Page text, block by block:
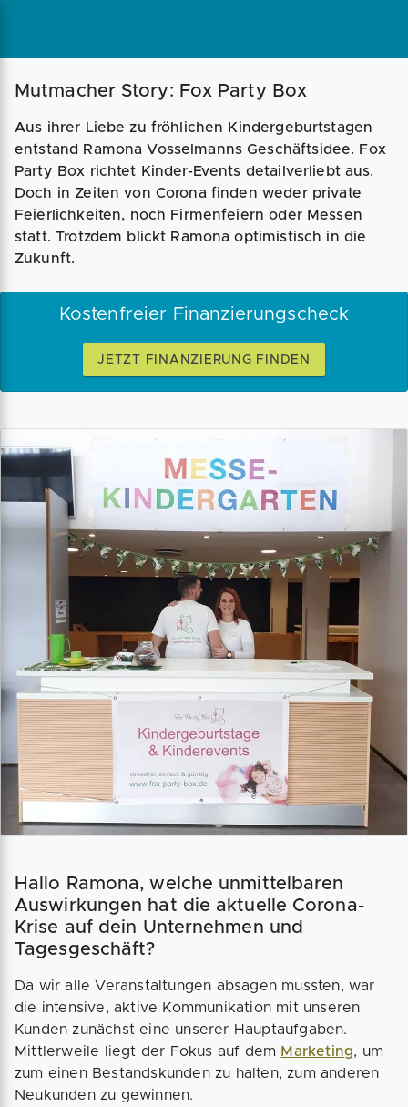
Magazin Businessplan Fördermittel
Coaching
Mutmacher Story: Fox Party Box
Aus ihrer Liebe zu fröhlichen Kindergeburtstagen
entstand Ramona Vosselmanns Geschäftsidee. Fox
Party Box richtet Kinder-Events detailverliebt aus.
Doch in Zeiten von Corona finden weder private
Feierlichkeiten, noch Firmenfeiern oder Messen
statt. Trotzdem blickt Ramona optimistisch in die
Zukunft.
Kostenfreier Finanzierungscheck
JETZT FINANZIERUNG FINDEN
Hallo Ramona, welche unmittelbaren
Auswirkungen hat die aktuelle Corona-
Krise auf dein Unternehmen und
Tagesgeschäft?
Da wir alle Veranstaltungen absagen mussten, war
die intensive, aktive Kommunikation mit unseren
Kunden zunächst eine unserer Hauptaufgaben.
Mittlerweile liegt der Fokus auf dem Marketing, um
zum einen Bestandskunden zu halten, zum anderen
Neukunden zu gewinnen.